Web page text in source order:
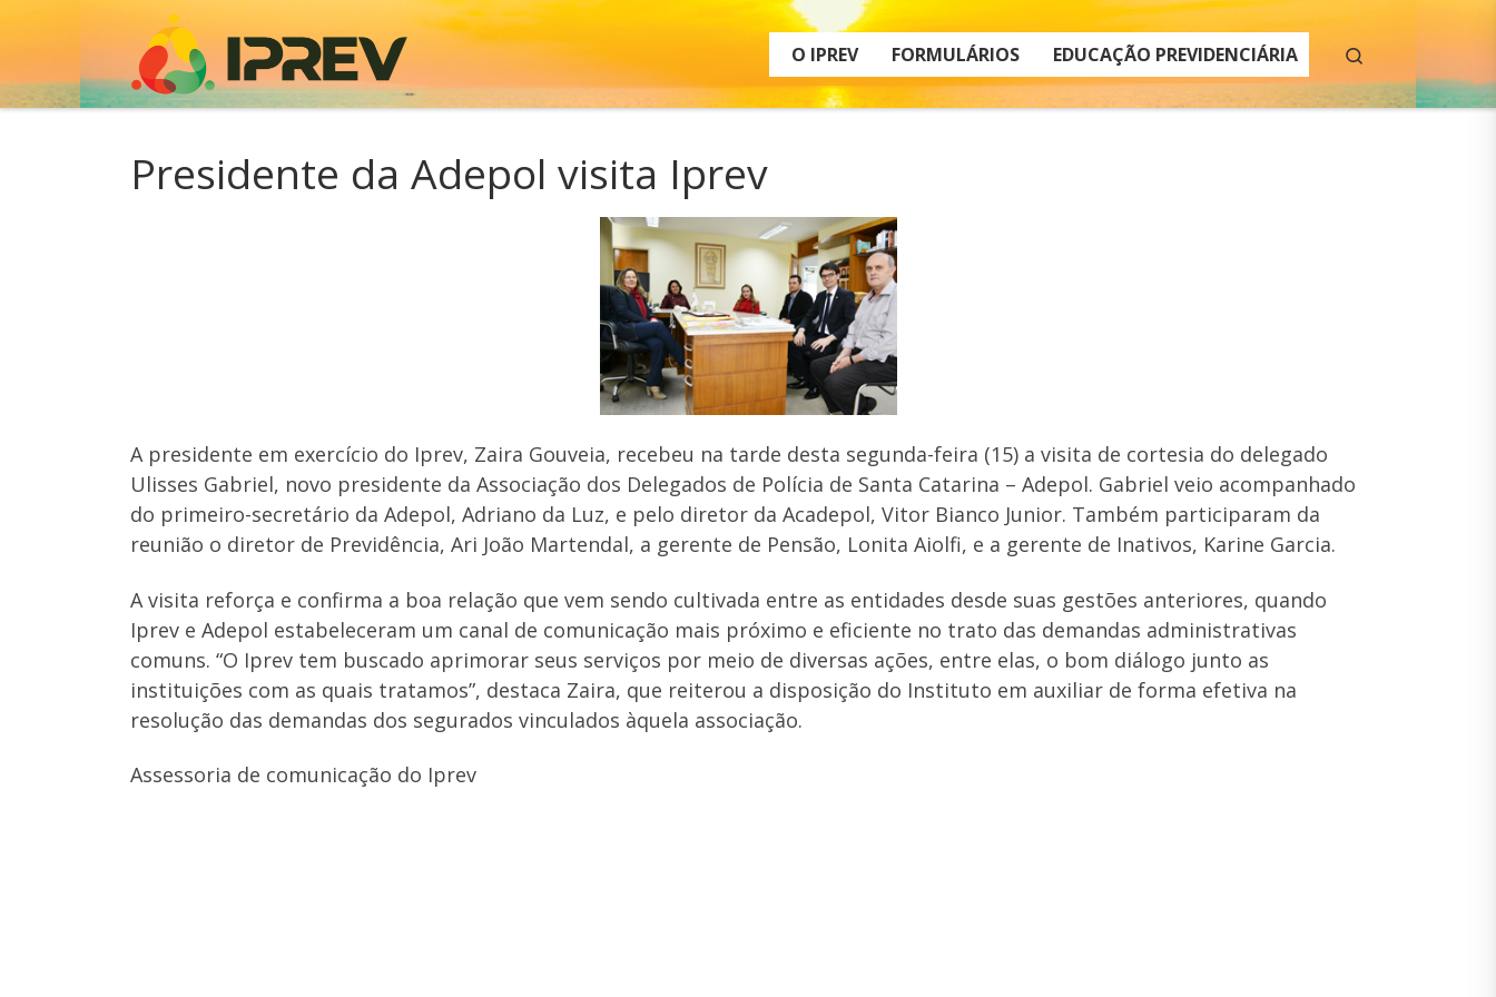
Skip to content
O IPREV FORMULÁRIOS EDUCAÇÃO PREVIDENCIÁRIA
Presidente da Adepol visita Iprev
A presidente em exercício do Iprev, Zaira Gouveia, recebeu na tarde desta segunda-feira (15) a visita de cortesia do delegado
Ulisses Gabriel, novo presidente da Associação dos Delegados de Polícia de Santa Catarina – Adepol. Gabriel veio acompanhado
do primeiro-secretário da Adepol, Adriano da Luz, e pelo diretor da Acadepol, Vitor Bianco Junior. Também participaram da
reunião o diretor de Previdência, Ari João Martendal, a gerente de Pensão, Lonita Aiolfi, e a gerente de Inativos, Karine Garcia.
A visita reforça e confirma a boa relação que vem sendo cultivada entre as entidades desde suas gestões anteriores, quando
Iprev e Adepol estabeleceram um canal de comunicação mais próximo e eficiente no trato das demandas administrativas
comuns. “O Iprev tem buscado aprimorar seus serviços por meio de diversas ações, entre elas, o bom diálogo junto as
instituições com as quais tratamos”, destaca Zaira, que reiterou a disposição do Instituto em auxiliar de forma efetiva na
resolução das demandas dos segurados vinculados àquela associação.
Assessoria de comunicação do Iprev